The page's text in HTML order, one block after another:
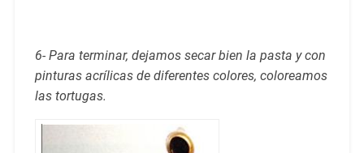
6- Para terminar, dejamos secar bien la pasta y con
pinturas acrílicas de diferentes colores, coloreamos
las tortugas.